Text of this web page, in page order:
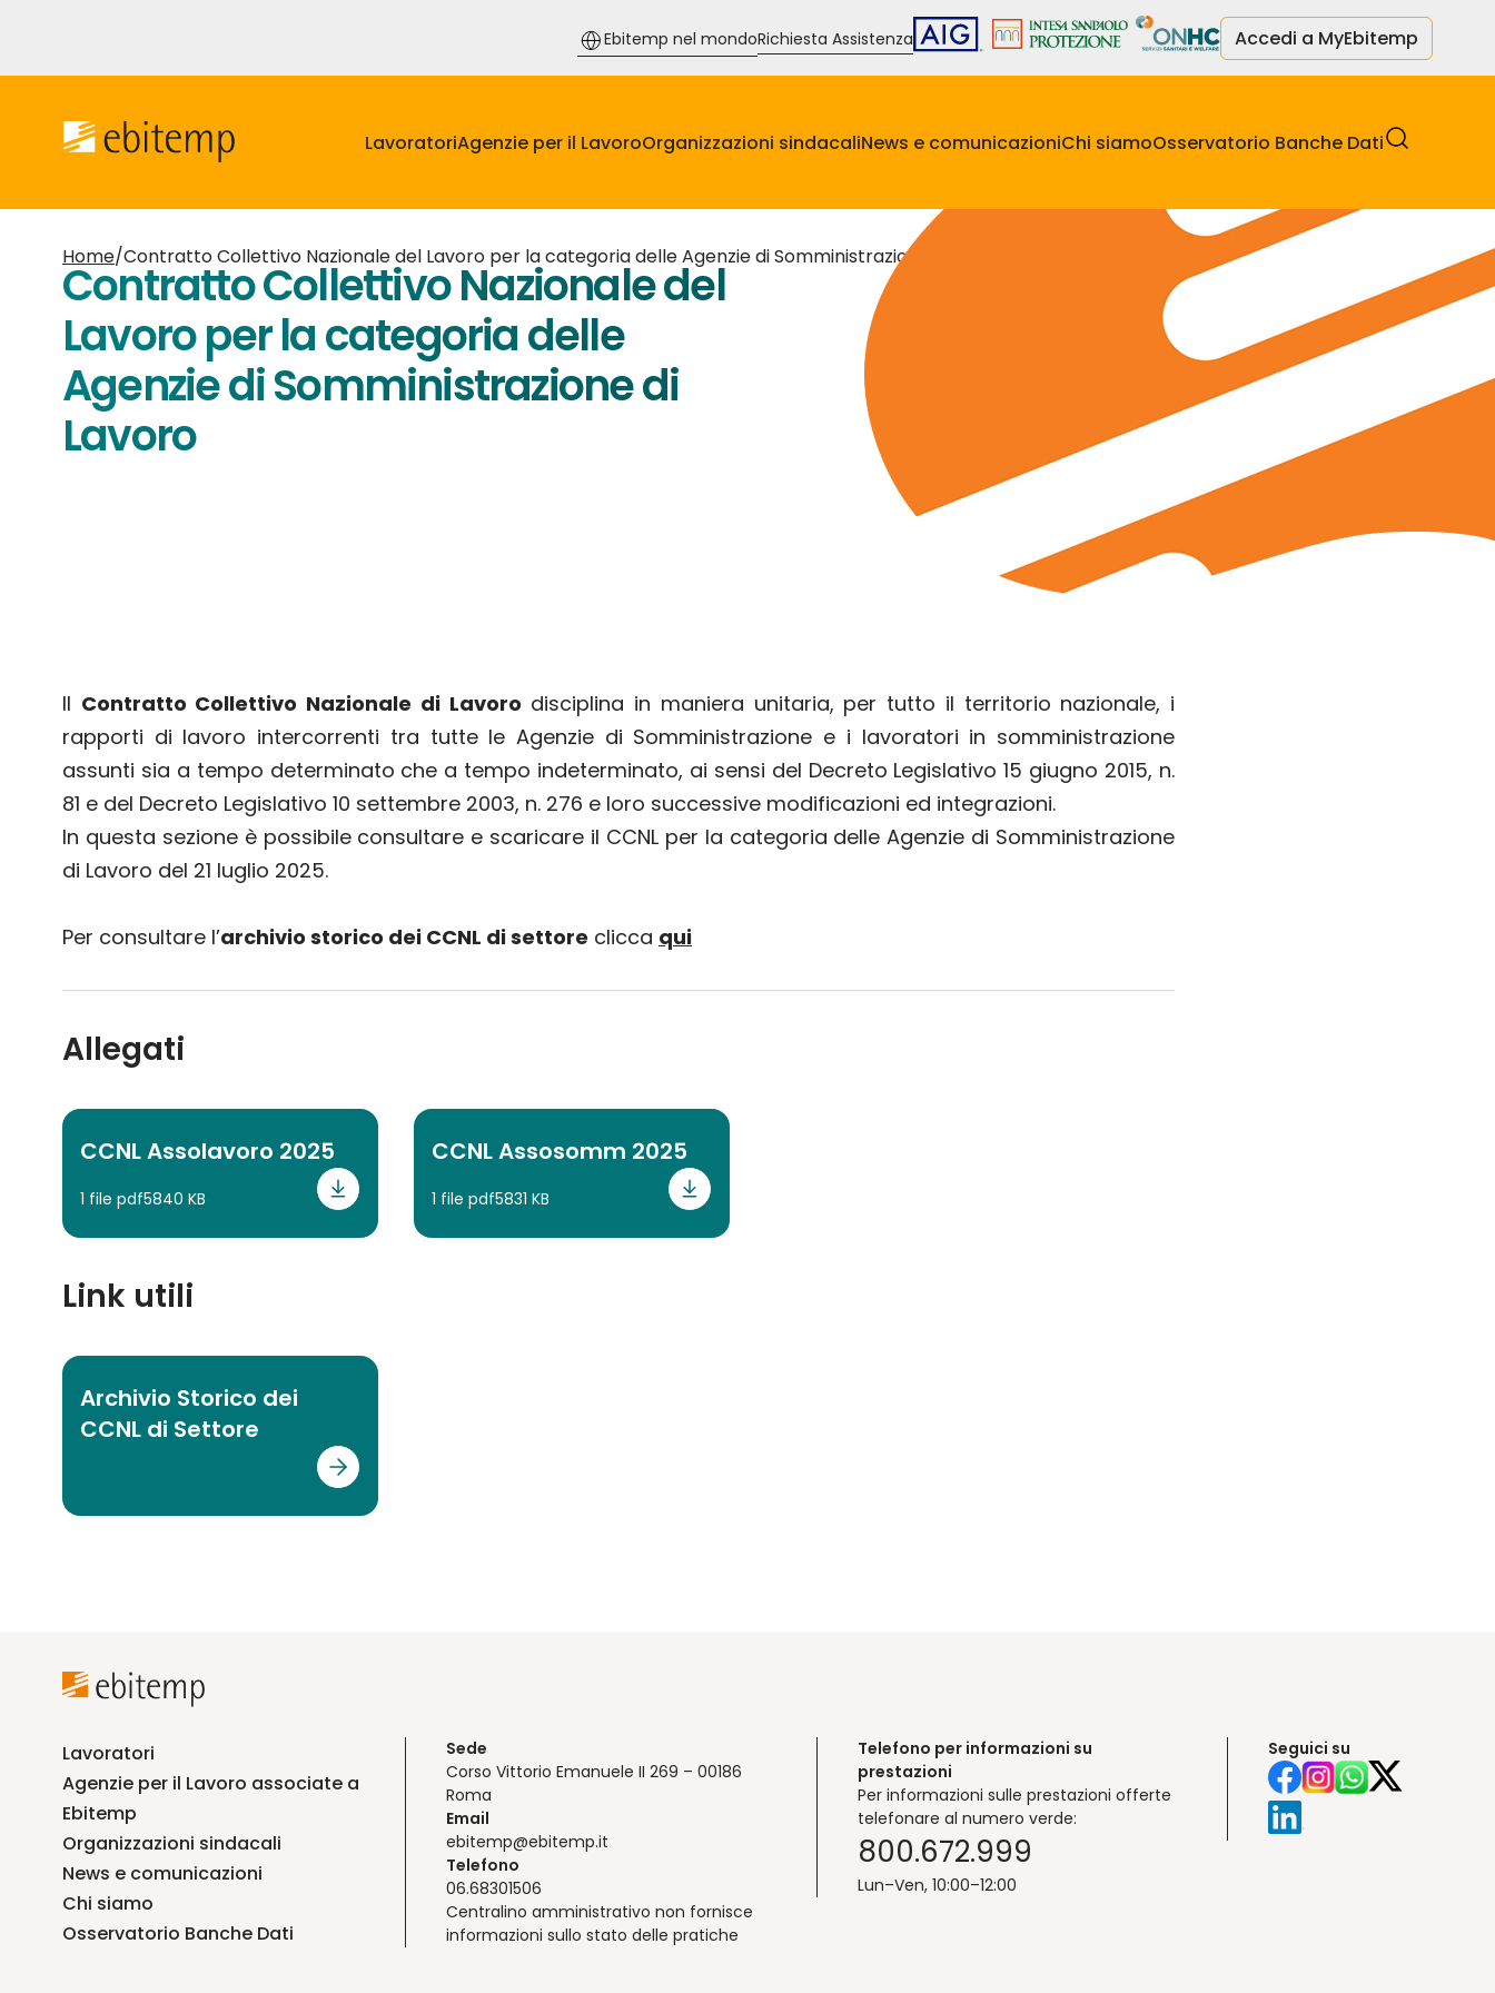
contenuto
Ebitemp nel mondoRichiesta Assistenza Accedi a MyEbitemp
principale
LavoratoriAgenzie per il LavoroOrganizzazioni sindacaliNews e comunicazioniChi siamoOsservatorio Banche Dati
Home/Contratto Collettivo Nazionale del Lavoro per la categoria delle Agenzie di Somministrazione di Lavoro
Contratto Collettivo Nazionale del
Lavoro per la categoria delle
Agenzie di Somministrazione di
Lavoro
Il Contratto Collettivo Nazionale di Lavoro disciplina in maniera unitaria, per tutto il territorio nazionale, i
rapporti di lavoro intercorrenti tra tutte le Agenzie di Somministrazione e i lavoratori in somministrazione
assunti sia a tempo determinato che a tempo indeterminato, ai sensi del Decreto Legislativo 15 giugno 2015, n.
81 e del Decreto Legislativo 10 settembre 2003, n. 276 e loro successive modificazioni ed integrazioni.
In questa sezione è possibile consultare e scaricare il CCNL per la categoria delle Agenzie di Somministrazione
di Lavoro del 21 luglio 2025.
Per consultare l’archivio storico dei CCNL di settore clicca qui
Allegati
CCNL Assolavoro 2025
1 file pdf5840 KB
CCNL Assosomm 2025
1 file pdf5831 KB
Link utili
Archivio Storico dei
CCNL di Settore
Lavoratori
Agenzie per il Lavoro associate a
Ebitemp
Organizzazioni sindacali
News e comunicazioni
Chi siamo
Osservatorio Banche Dati
Sede
Corso Vittorio Emanuele II 269 – 00186
Roma
Email
ebitemp@ebitemp.it
Telefono
06.68301506
Centralino amministrativo non fornisce
informazioni sullo stato delle pratiche
Telefono per informazioni su
prestazioni
Per informazioni sulle prestazioni offerte
telefonare al numero verde:
800.672.999
Lun–Ven, 10:00–12:00
Seguici su